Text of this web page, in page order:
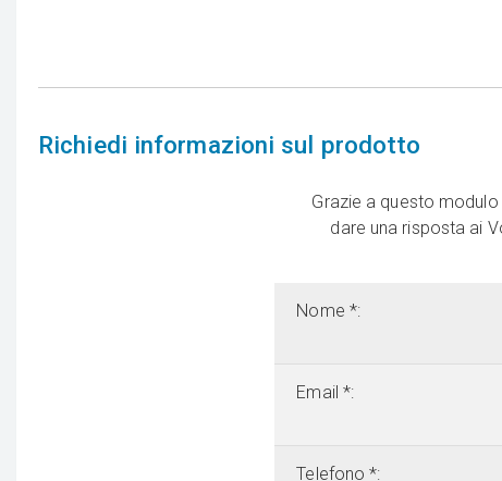
Richiedi informazioni sul prodotto
Grazie a questo
dare una risposta ai
Nome *:
Email *:
Telefono *: